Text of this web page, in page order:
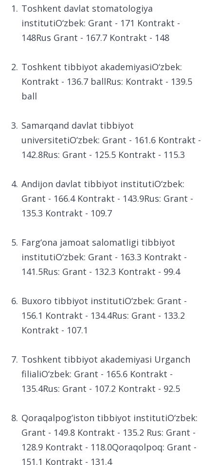
Toshkent davlat stomatologiya
148Rus Grant - 167.7 Kontrakt - 148
Toshkent tibbiyot akademiyasiO‘zbek:
ball
Samarqand davlat tibbiyot
142.8Rus: Grant - 125.5 Kontrakt - 115.3
Andijon davlat tibbiyot institutiO‘zbek:
135.3 Kontrakt - 109.7
Farg‘ona jamoat salomatligi tibbiyot
141.5Rus: Grant - 132.3 Kontrakt - 99.4
Buxoro tibbiyot institutiO‘zbek: Grant -
Kontrakt - 107.1
Toshkent tibbiyot akademiyasi Urganch
135.4Rus: Grant - 107.2 Kontrakt - 92.5
Qoraqalpog‘iston tibbiyot institutiO‘zbek: